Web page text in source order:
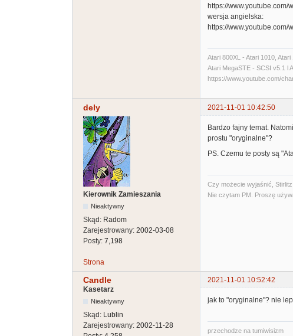
https://www.youtube.com/
wersja angielska:
https://www.youtube.com/
Atari 800XL - Atari 1010,
Atari MegaSTE - SCSI v5.1 l
https://www.youtube.com/
dely 2021-11-01 10:42:50
Kierownik Zamieszania
Nieaktywny
Skąd: Radom
Zarejestrowany: 2002-03-08
Posty: 7,198
Bardzo fajny temat.
prostu "oryginalne"?
PS. Czemu te posty są
Czy możecie wyjaśnić,
Nie czytam PM. Proszę
Strona
Candle
2021-11-01 10:52:42
Kasetarz
Nieaktywny
Skąd: Lublin
Zarejestrowany: 2002-11-28
jak to "oryginalne"? nie
przechodze na tumiwisizm